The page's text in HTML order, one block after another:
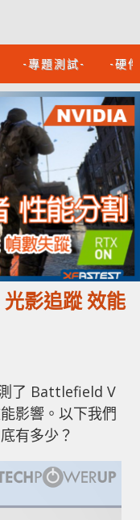
-專題測試- -硬
影追蹤 效能
了 Battlefield V
影響。以下我們
有多少？